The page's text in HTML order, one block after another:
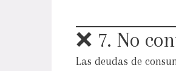
❌ 7. No
Las deudas de